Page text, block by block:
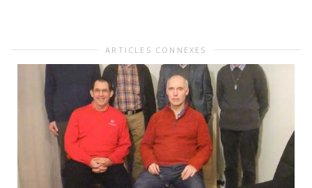
ARTICLES CONNEXES